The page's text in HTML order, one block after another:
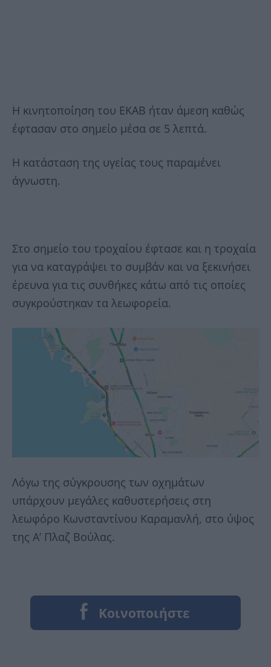
Η κινητοποίηση του ΕΚΑΒ ήταν άμεση καθώς
έφτασαν στο σημείο μέσα σε 5 λεπτά.
Η κατάσταση της υγείας τους παραμένει
άγνωστη.
Στο σημείο του τροχαίου έφτασε και η τροχαία
για να καταγράψει το συμβάν και να ξεκινήσει
έρευνα για τις συνθήκες κάτω από τις οποίες
συγκρούστηκαν τα λεωφορεία.
Λόγω της σύγκρουσης των οχημάτων
υπάρχουν μεγάλες καθυστερήσεις στη
λεωφόρο Κωνσταντίνου Καραμανλή, στο ύψος
της Α’ Πλαζ Βούλας.